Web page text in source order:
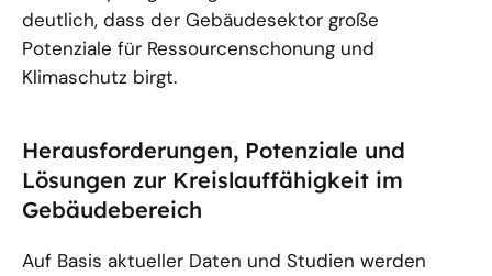
deutlich, dass der Gebäudesektor große
Potenziale für Ressourcenschonung und
Klimaschutz birgt.
Herausforderungen, Potenziale und
Lösungen zur Kreislauffähigkeit im
Gebäudebereich
Auf Basis aktueller Daten und Studien werden